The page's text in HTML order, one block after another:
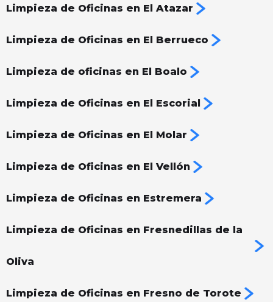
Limpieza de Oficinas en El Atazar
Limpieza de Oficinas en El Berrueco
Limpieza de oficinas en El Boalo
Limpieza de Oficinas en El Escorial
Limpieza de Oficinas en El Molar
Limpieza de Oficinas en El Vellón
Limpieza de Oficinas en Estremera
Limpieza de Oficinas en Fresnedillas de la
Oliva
Limpieza de Oficinas en Fresno de Torote